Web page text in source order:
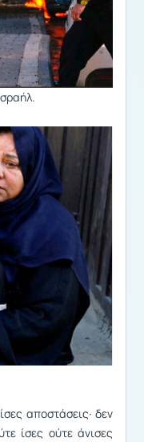
αποστάσεις∙ δεν
ίσες ούτε άνισες